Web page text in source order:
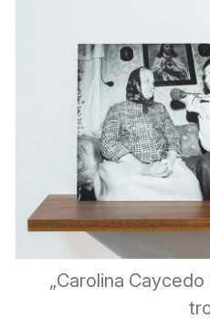
„Carolina